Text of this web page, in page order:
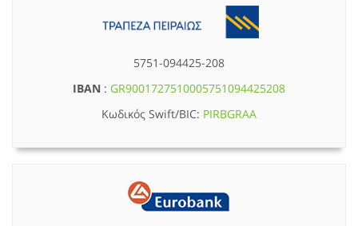
5751-094425-208
IBAN : GR9001727510005751094425208
Κωδικός Swift/BIC: PIRBGRAA